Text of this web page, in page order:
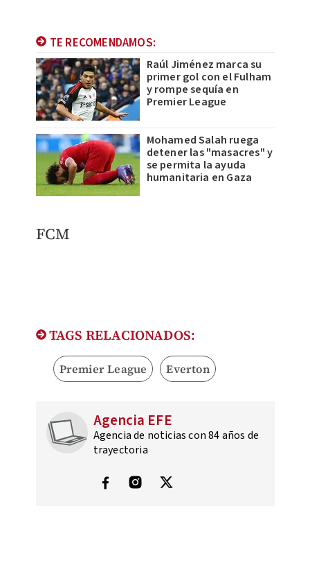
TE RECOMENDAMOS:
Raúl Jiménez marca su
primer gol con el Fulham
y rompe sequía en
Premier League
Mohamed Salah ruega
detener las "masacres" y
se permita la ayuda
humanitaria en Gaza
FCM
TAGS RELACIONADOS:
Premier League Everton
Agencia EFE
Agencia de noticias con 84 años de
trayectoria